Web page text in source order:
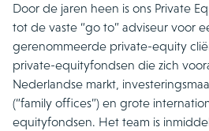
Door de jaren heen is ons Private
tot de vaste “go to” adviseur voor
gerenommeerde private-equity
private-equityfondsen die zich
Nederlandse markt,
(“family offices”) en grote
equityfondsen. Het team is